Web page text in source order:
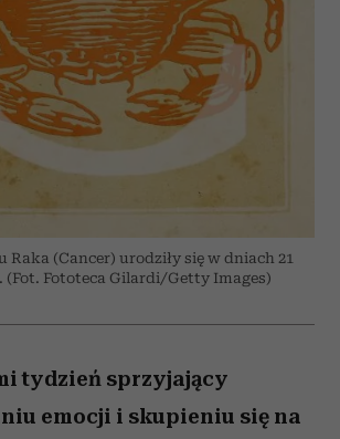
Raka (Cancer) urodziły się w dniach 21
(Fot. Fototeca Gilardi/Getty Images)
tydzień sprzyjający
emocji i skupieniu się na